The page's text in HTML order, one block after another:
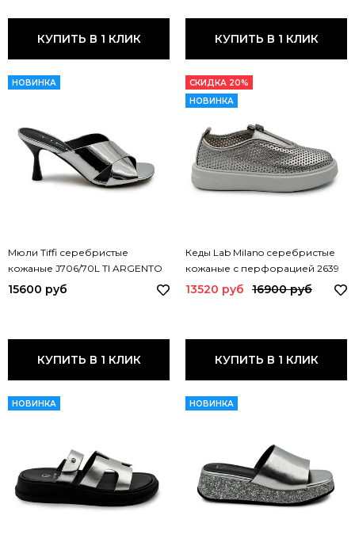
КУПИТЬ В 1 КЛИК КУПИТЬ В 1 КЛИК
НОВИНКА
Мюли Tiffi серебристые
кожаные J706/70L TI ARGENTO
15600 руб
КУПИТЬ В 1 КЛИК
СКИДКА 20%
НОВИНКА
Кеды Lab Milano серебристые
кожаные с перфорацией 2639
LAB ARGENTO
13520 руб 16900 руб
КУПИТЬ В 1 КЛИК
НОВИНКА НОВИНКА